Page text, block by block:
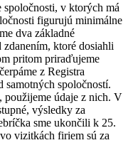
v ktorých má
figurujú minimálne
dva základné
ktoré dosiahli
pritom priraďujeme
z Registra
samotných spoločností.
údaje z nich. V
výsledky za
sme ukončili k 25.
vizitkách firiem sú za